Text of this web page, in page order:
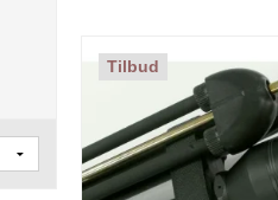
Tilbud